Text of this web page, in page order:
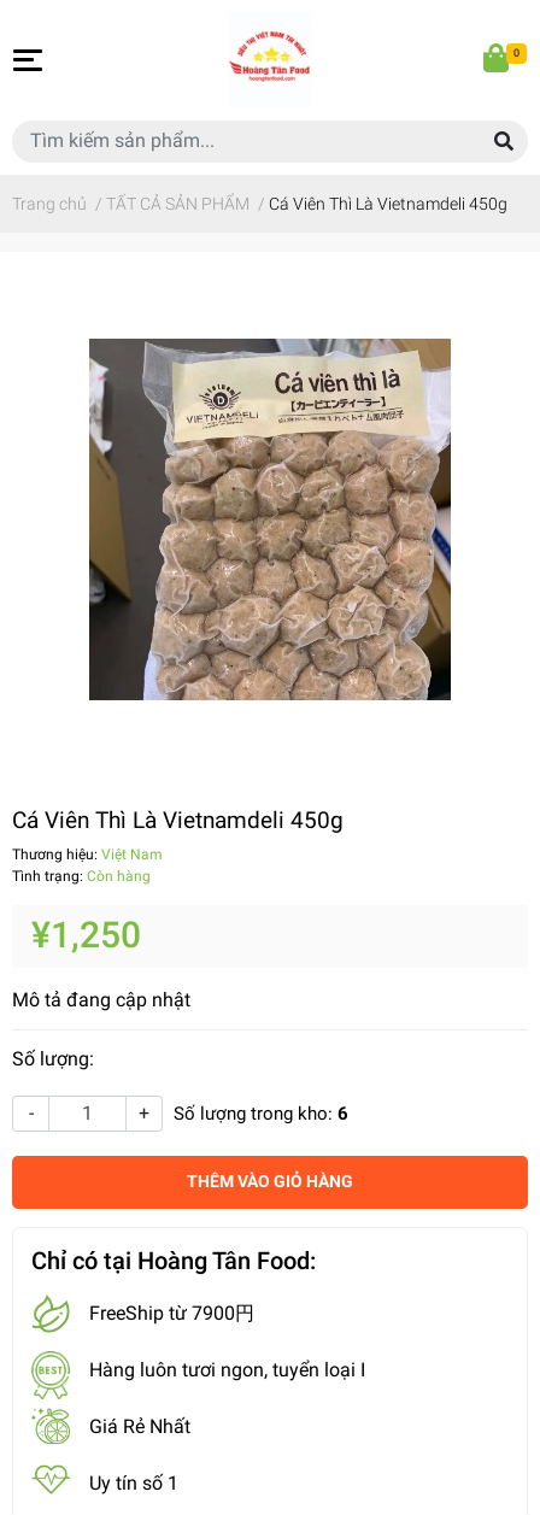
0
Trang chủ / TẤT CẢ SẢN PHẨM / Cá Viên Thì Là Vietnamdeli 450g
Cá Viên Thì Là Vietnamdeli 450g
Thương hiệu: Việt Nam
Tình trạng: Còn hàng
¥1,250
Mô tả đang cập nhật
Số lượng:
- + Số lượng trong kho: 6
THÊM VÀO GIỎ HÀNG
Chỉ có tại Hoàng Tân Food:
FreeShip từ 7900円
Hàng luôn tươi ngon, tuyển loại I
Giá Rẻ Nhất
Uy tín số 1